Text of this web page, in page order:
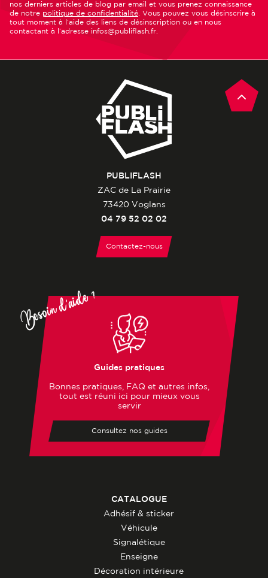
nos derniers articles de blog par email et vous prenez connaissance
de notre politique de confidentialité . Vous pouvez vous désinscrire à
tout moment à l’aide des liens de désinscription ou en nous
contactant à l’adresse infos@publiflash.fr.
PUBLIFLASH
ZAC de La Prairie
73420 Voglans
04 79 52 02 02
Contactez-nous
Besoin d'aide ?
Guides pratiques
Bonnes pratiques, FAQ et autres infos,
tout est réuni ici pour mieux vous
servir
Consultez nos guides
CATALOGUE
Adhésif & sticker
Véhicule
Signalétique
Enseigne
Décoration intérieure